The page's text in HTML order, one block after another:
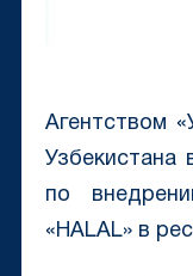
Агентством
Узбекистана
по
«HALAL» в